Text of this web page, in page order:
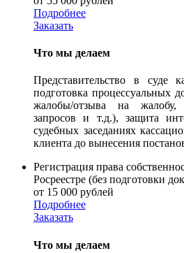
Подробнее
Заказать
Что мы делаем
Представительство в суде
подготовка процессуальных
жалобы/отзыва на жалобу,
запросов и т.д.), защита
судебных заседаниях
клиента до вынесения
Регистрация права
Росреестре (без подготовки
от 15 000 рублей
Подробнее
Заказать
Что мы делаем